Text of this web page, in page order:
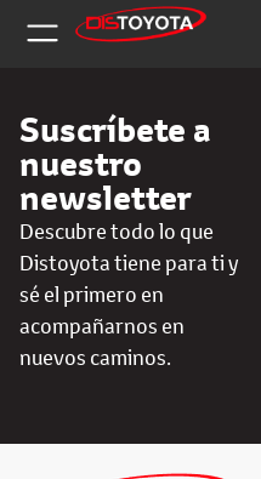
Suscríbete a
nuestro
newsletter
Descubre todo lo que
Distoyota tiene para ti y
sé el primero en
acompañarnos en
nuevos caminos.